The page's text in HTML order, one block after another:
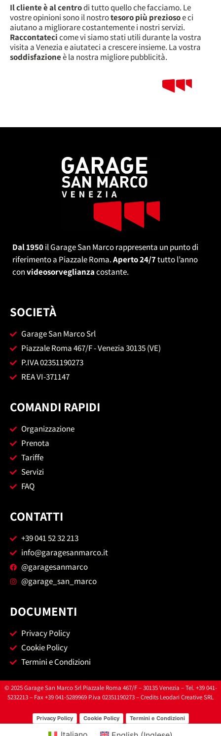
Il cliente è al centrodi tutto quello che facciamo. Le
vostre opinioni sono il nostrotesoro più preziosoe ci
aiutano a migliorare costantemente i nostri servizi.
Raccontatecicome vi siamo stati utili durante la vostra
visita a Venezia e aiutateci a crescere insieme. La vostra
soddisfazioneè la nostra migliore pubblicità.
Dal 1950il Garage San Marco rappresenta un punto di
riferimento a Piazzale Roma.Aperto 24/7tutto l’anno
convideosorveglianzacostante.
SOCIETÀ
Garage San Marco Srl
Piazzale Roma 467/F - Venezia 30135 (VE)
P.IVA 02351190273
REA VI-371147
COMANDI RAPIDI
Organizzazione
Prenota
Tariffe
Servizi
FAQ
CONTATTI
+39 041 52 32 213
info@garagesanmarco.it
@garagesanmarco
@garage_san_marco
DOCUMENTI
Privacy Policy
Cookie Policy
Termini e Condizioni
© 2025 Garage San Marco Srl Piazzale Roma 467/F – 30135 Venezia – Tel. +39 041-
5232213 – Fax +39 041-5289969 P.iva 02351190273 – Credits Leodari Creative SRL
Privacy Policy Cookie Policy Termini e Condizioni